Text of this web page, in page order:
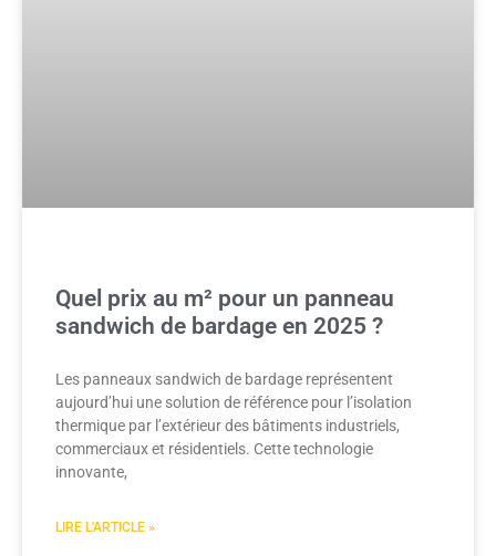
Quel prix au m² pour un panneau
sandwich de bardage en 2025 ?
Les panneaux sandwich de bardage représentent
aujourd’hui une solution de référence pour l’isolation
thermique par l’extérieur des bâtiments industriels,
commerciaux et résidentiels. Cette technologie
innovante,
LIRE L'ARTICLE »